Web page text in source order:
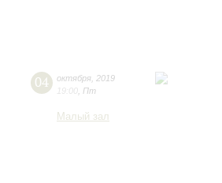
04 октября 2019
19:00 Пт
Малый зал